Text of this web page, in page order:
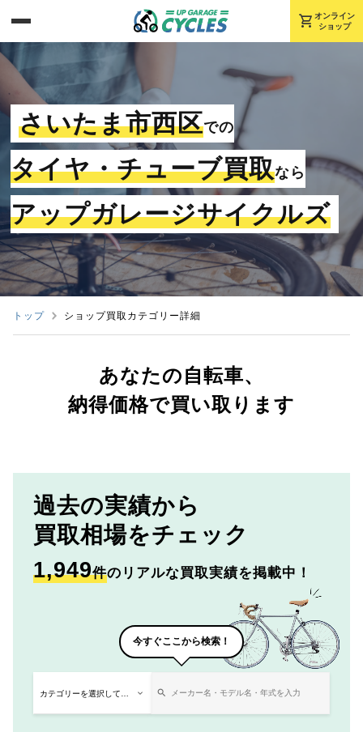
shopping_cart オンライン
ショップ
さいたま市西区での
タイヤ・チューブ買取なら
アップガレージサイクルズ
トップ ショップ買取カテゴリー詳細
あなたの自転車、
納得価格で買い取ります
過去の実績から
買取相場をチェック
1,949件のリアルな買取実績を掲載中！
今すぐここから検索！